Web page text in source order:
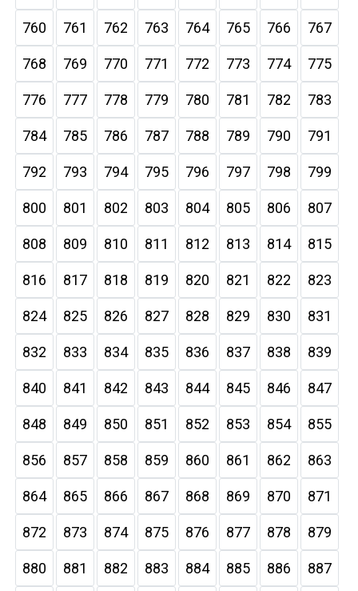
760 761 762 763 764 765 766 767
768 769 770 771 772 773 774 775
776 777 778 779 780 781 782 783
784 785 786 787 788 789 790 791
792 793 794 795 796 797 798 799
800 801 802 803 804 805 806 807
808 809 810 811 812 813 814 815
816 817 818 819 820 821 822 823
824 825 826 827 828 829 830 831
832 833 834 835 836 837 838 839
840 841 842 843 844 845 846 847
848 849 850 851 852 853 854 855
856 857 858 859 860 861 862 863
864 865 866 867 868 869 870 871
872 873 874 875 876 877 878 879
880 881 882 883 884 885 886 887